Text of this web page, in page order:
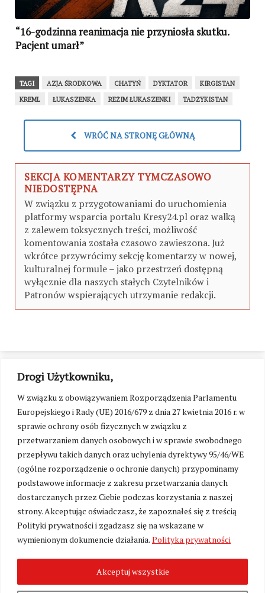
Drogi Użytkowniku,
W związku z obowiązywaniem Rozporządzenia Parlamentu
Europejskiego i Rady (UE) 2016/679 z dnia 27 kwietnia 2016 r. w
sprawie ochrony osób fizycznych w związku z
przetwarzaniem danych osobowych i w sprawie swobodnego
przepływu takich danych oraz uchylenia dyrektywy 95/46/WE
(ogólne rozporządzenie o ochronie danych) przypominamy
podstawowe informacje z zakresu przetwarzania danych
dostarczanych przez Ciebie podczas korzystania z naszej
strony. Akceptując oświadczasz, że zapoznałeś się z treścią
Polityki prywatności i zgadzasz się na wskazane w
wymienionym dokumencie działania. Polityka prywatności
Akceptuj wszystkie
“16-godzinna reanimacja nie przyniosła skutku.
Pacjent umarł”
TAGI AZJA ŚRODKOWA CHATYŃ DYKTATOR
KIRGISTAN
KREML
ŁUKASZENKA REŻIM ŁUKASZENKI TADŻYKISTAN
WRÓĆ NA STRONĘ GŁÓWNĄ
SEKCJA KOMENTARZY TYMCZASOWO
NIEDOSTĘPNA
W związku z przygotowaniami do uruchomienia
platformy wsparcia portalu Kresy24.pl oraz walką
z zalewem toksycznych treści, możliwość
komentowania została czasowo zawieszona. Już
wkrótce przywrócimy sekcję komentarzy w nowej,
kulturalnej formule – jako przestrzeń dostępną
wyłącznie dla naszych stałych Czytelników i
Patronów wspierających utrzymanie redakcji.
Zmień ustawienia cookies
2026. Wszelkie Prawa Zastrzeżone.
Polityka prywatności